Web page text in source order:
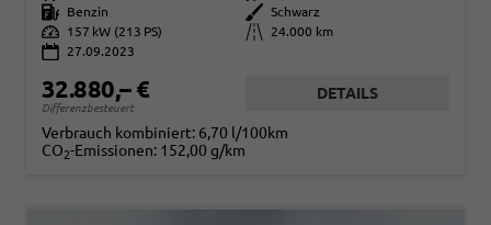
Kraftstoff
Benzin Außenfarbe
Schwarz
Leistung
157 kW (213 PS) Kilometerstand
24.000 km
27.09.2023
32.880,– €
Differenzbesteuert
DETAILS
Verbrauch kombiniert: 6,70 l/100km
CO2-Emissionen: 152,00 g/km